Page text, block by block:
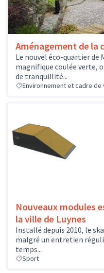
Aménagement de la
Le nouvel éco-quartier de
magnifique coulée verte,
de tranquillité...
Environnement et cadre de
Nouveaux modules
la ville de Luynes
Installé depuis 2010, le
malgré un entretien
temps...
Sport